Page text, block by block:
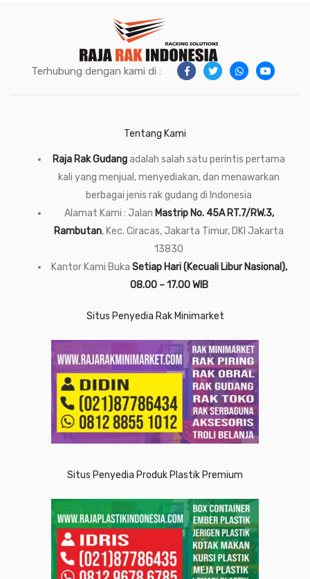
Terhubung dengan kami di :
Tentang Kami
Raja Rak Gudangadalah salah satu perintis pertama
kali yang menjual, menyediakan, dan menawarkan
berbagai jenis rak gudang di Indonesia
Alamat Kami : Jalan Mastrip No. 45A RT.7/RW.3,
Rambutan, Kec. Ciracas, Jakarta Timur, DKI Jakarta
13830
Kantor Kami Buka Setiap Hari (Kecuali Libur Nasional),
08.00 – 17.00 WIB
Situs Penyedia Rak Minimarket
Situs Penyedia Produk Plastik Premium